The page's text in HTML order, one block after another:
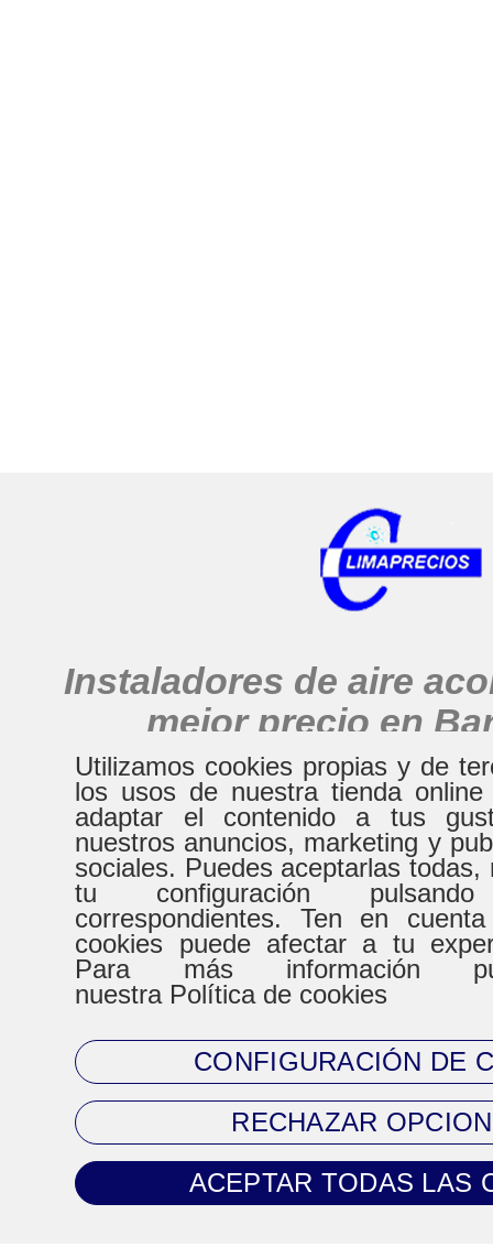
Instaladores de aire
mejor precio en
HORARIO
De Lunes a Virenes
8:30h a 20:30h
9:00h
CONTACTO
Tel. 93 720 83 64
Mail:
clientes@climaprecios.com
Utilizamos cookies propias y de
los usos de nuestra tienda
adaptar el contenido a tus
nuestros anuncios, marketing y
sociales. Puedes aceptarlas todas,
tu configuración
correspondientes. Ten en
cookies puede afectar a tu
Para más información
nuestra Política de cookies
CONFIGURACIÓN DE
RECHAZAR
ACEPTAR TODAS LAS